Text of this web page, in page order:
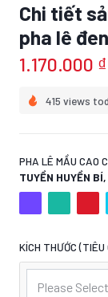
Chi tiết
pha lê
1.170.000 ₫
415 views
PHA LÊ MẦU CAO
TUYỀN HUYỀN
KÍCH THƯỚC (TIÊU
Please